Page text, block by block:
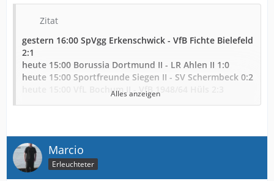
Zitat
gestern 16:00 SpVgg Erkenschwick - VfB Fichte Bielefeld
2:1
heute 15:00 Borussia Dortmund II - LR Ahlen II 1:0
heute 15:00 Sportfreunde Siegen II - SV Schermbeck 0:2
heute 15:00 VfL Bochum II - VfB 1948/64 Hüls 2:3
heute 15:00 Arminia Bielefeld II - Westfalia Herne 2:0
1:0
heute 15:00 SV Emsdetten 05 - Delbrücker SC 1:1
heute 15:00 SV Lippstadt 08 - SC Verl 2:3
Alles anzeigen
Marcio
Erleuchteter